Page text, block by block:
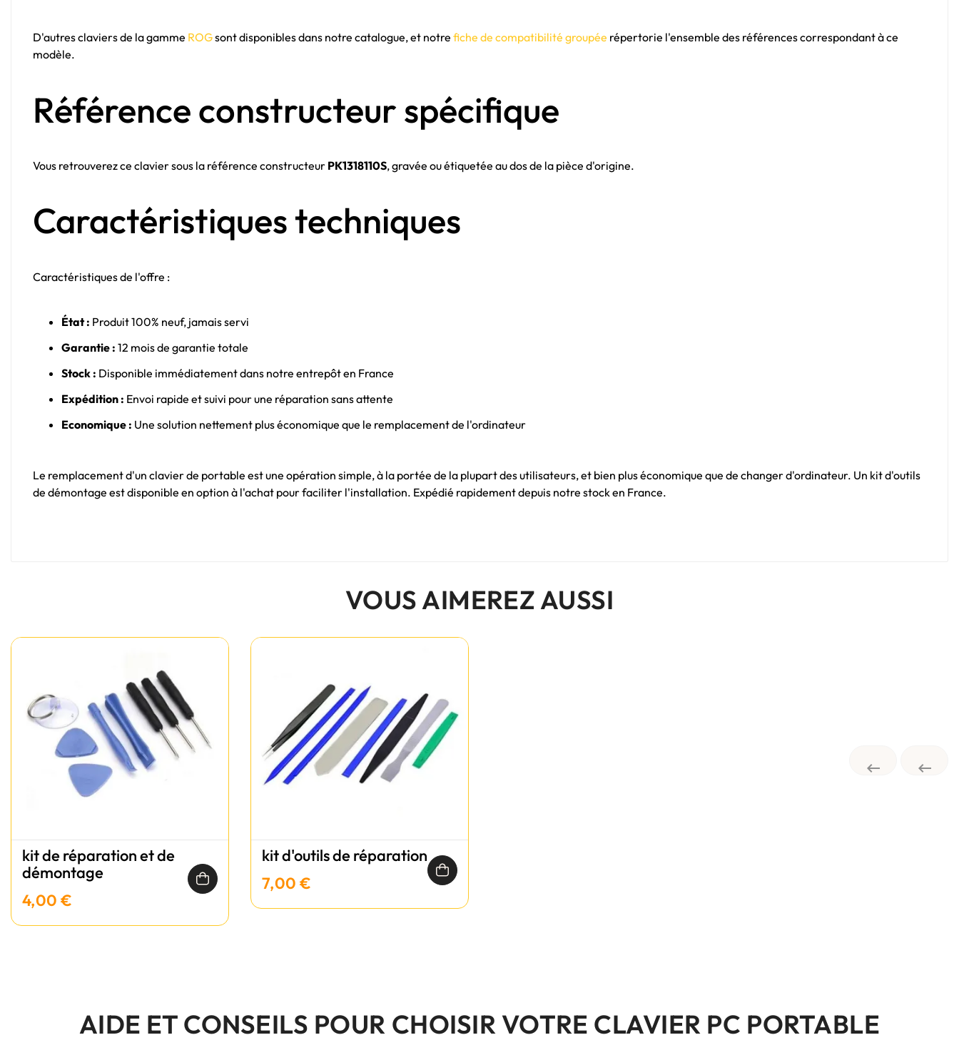
D'autres claviers de la gamme ROGsont disponibles dans notre catalogue, et notre fiche de compatibilité groupée répertorie l'ensemble des références correspondant à ce
modèle.
Référence constructeur spécifique
Vous retrouverez ce clavier sous la référence constructeur PK1318110S, gravée ou étiquetée au dos de la pièce d'origine.
Caractéristiques techniques
Caractéristiques de l'offre :
État : Produit 100% neuf, jamais servi
Garantie : 12 mois de garantie totale
Stock : Disponible immédiatement dans notre entrepôt en France
Expédition : Envoi rapide et suivi pour une réparation sans attente
Economique : Une solution nettement plus économique que le remplacement de l'ordinateur
Le remplacement d'un clavier de portable est une opération simple, à la portée de la plupart des utilisateurs, et bien plus économique que de changer d'ordinateur. Un kit d'outils
de démontage est disponible en option à l'achat pour faciliter l'installation. Expédié rapidement depuis notre stock en France.
VOUS AIMEREZ AUSSI
 
kit de réparation et de
démontage
4,00 €
kit d'outils de réparation
7,00 €
AIDE ET CONSEILS POUR CHOISIR VOTRE CLAVIER PC PORTABLE